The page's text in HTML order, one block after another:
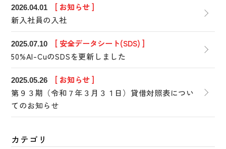
2026.04.01
[ お知らせ ]
新入社員の入社
2025.07.10
[ 安全データシート(SDS) ]
50%Al-CuのSDSを更新しました
2025.05.26
[ お知らせ ]
第９３期（令和７年３月３１日）貸借対照表につい
てのお知らせ
カテゴリ